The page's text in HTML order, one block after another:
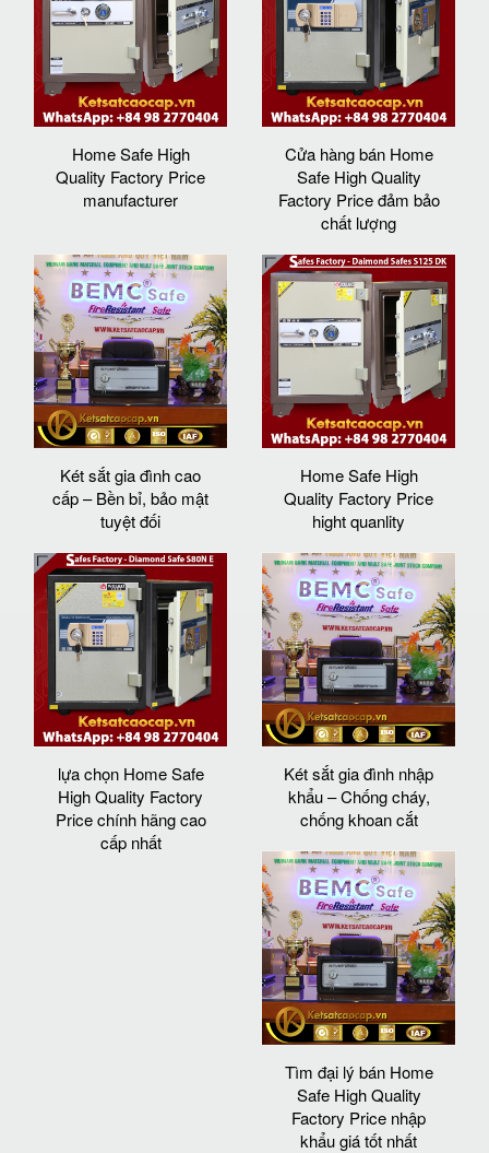
Home Safe High
Quality Factory Price
manufacturer
Cửa hàng bán Home
Safe High Quality
Factory Price đảm bảo
chất lượng
Két sắt gia đình cao
cấp – Bền bỉ, bảo mật
tuyệt đối
Home Safe High
Quality Factory Price
hight quanlity
lựa chọn Home Safe
High Quality Factory
Price chính hãng cao
cấp nhất
Két sắt gia đình nhập
khẩu – Chống cháy,
chống khoan cắt
Tìm đại lý bán Home
Safe High Quality
Factory Price nhập
khẩu giá tốt nhất